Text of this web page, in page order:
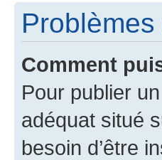
Comment
Pour publier
adéquat situé
besoin d’être